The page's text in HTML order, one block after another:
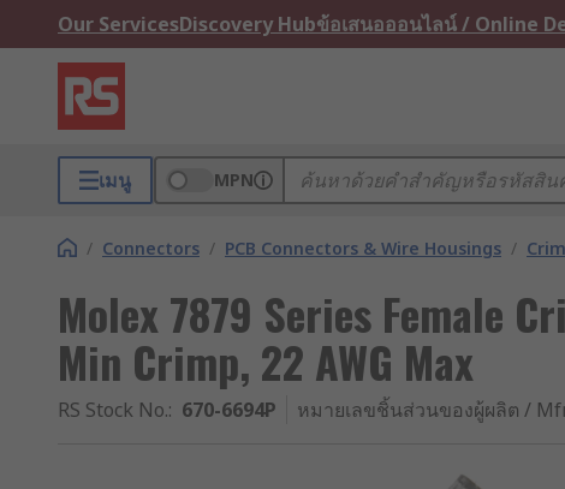
Our ServicesDiscovery Hubข้อเสนอออนไลน์ / Online
เมนู MPN
/ Connectors / PCB Connectors & Wire Housings /
Molex 7879 Series Female
Min Crimp, 22 AWG Max
RS Stock No.: 670-6694P หมายเลขชิ้นส่วนของผู้ผลิต /